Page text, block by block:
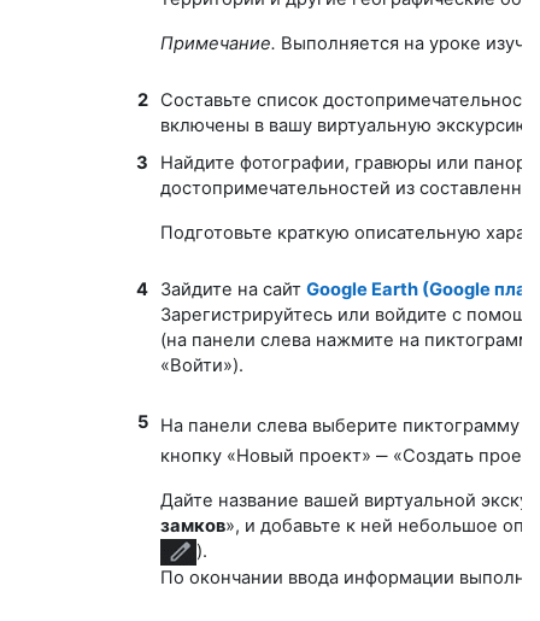
Примечание. Выполняется на уроке
2
Составьте список
включены в вашу виртуальную экскурсию.
3
Найдите фотографии, гравюры или
достопримечательностей из
Подготовьте краткую описательную
4 Зайдите на сайт Google Earth (Google
Зарегистрируйтесь или войдите с
(на панели слева нажмите на
«Войти»).
5
На панели слева выберите пиктограмму
кнопку «Новый проект» ‒ «Создать
Дайте название вашей виртуальной
замков», и добавьте к ней небольшое
).
По окончании ввода информации